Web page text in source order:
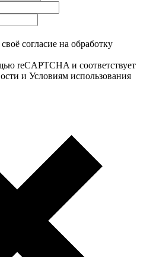
согласие на обработку
reCAPTCHA и соответствует
и Условиям использования